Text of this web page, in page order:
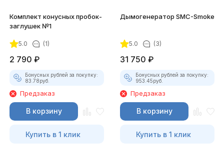
Комплект конусных пробок-
заглушек №1
5.0 (1)
2 790 ₽
Бонусных рублей за покупку:
83.78руб.
Предзаказ
В корзину
Купить в 1 клик
Дымогенератор SMC-Smoke
5.0 (3)
31 750 ₽
Бонусных рублей за покупку:
953.45руб.
Предзаказ
В корзину
Купить в 1 клик